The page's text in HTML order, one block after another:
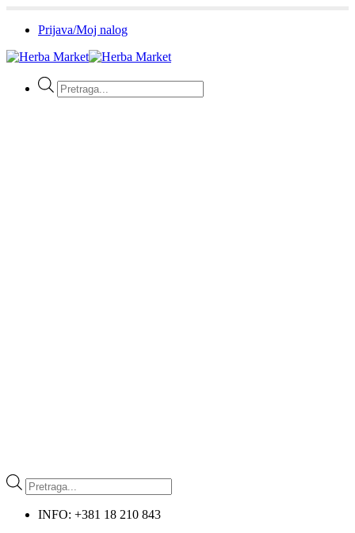
Prijava/Moj nalog
Products
search
Products
search
INFO: +381 18 210 843